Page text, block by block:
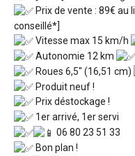
Prix de vente : 89€ au
conseillé*]
Vitesse max 15 km/h
Autonomie 12 km
Roues 6,5″ (16,51 cm)
Produit neuf !
Prix déstockage !
1er arrivé, 1er servi
06 80 23 51 33
Bon plan !